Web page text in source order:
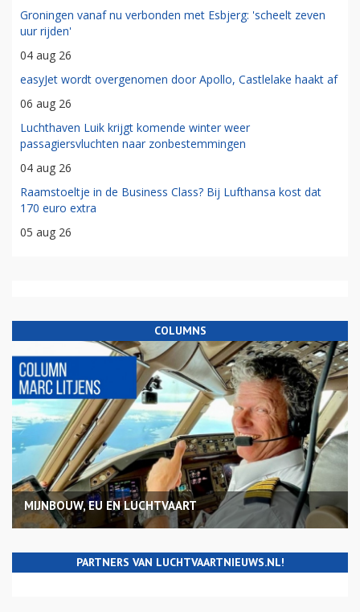
Groningen vanaf nu verbonden met Esbjerg: 'scheelt zeven
uur rijden'
04 aug 26
easyJet wordt overgenomen door Apollo, Castlelake haakt af
06 aug 26
Luchthaven Luik krijgt komende winter weer
passagiersvluchten naar zonbestemmingen
04 aug 26
Raamstoeltje in de Business Class? Bij Lufthansa kost dat
170 euro extra
05 aug 26
COLUMNS
MIJNBOUW, EU EN LUCHTVAART
PARTNERS VAN LUCHTVAARTNIEUWS.NL!